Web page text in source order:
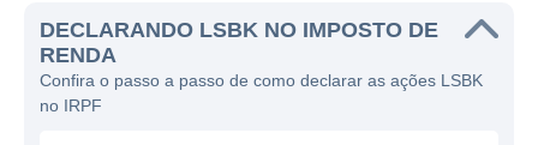
contas de poupança, empréstimos pessoais,
hipotecas e financiamento para pequenas e
médias empresas. Através de suas
DECLARANDO LSBK NO IMPOSTO DE
RENDA
Confira o passo a passo de como declarar as ações LSBK
no IRPF